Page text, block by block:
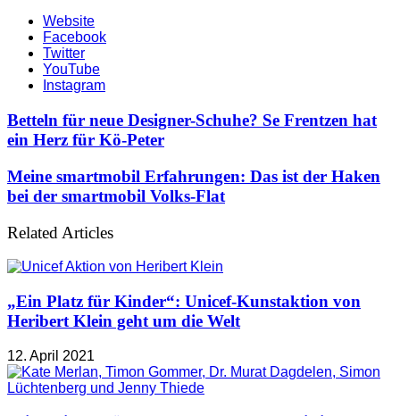
Website
Facebook
Twitter
YouTube
Instagram
Betteln für neue Designer-Schuhe? Se Frentzen hat
ein Herz für Kö-Peter
Meine smartmobil Erfahrungen: Das ist der Haken
bei der smartmobil Volks-Flat
Related Articles
„Ein Platz für Kinder“: Unicef-Kunstaktion von
Heribert Klein geht um die Welt
12. April 2021